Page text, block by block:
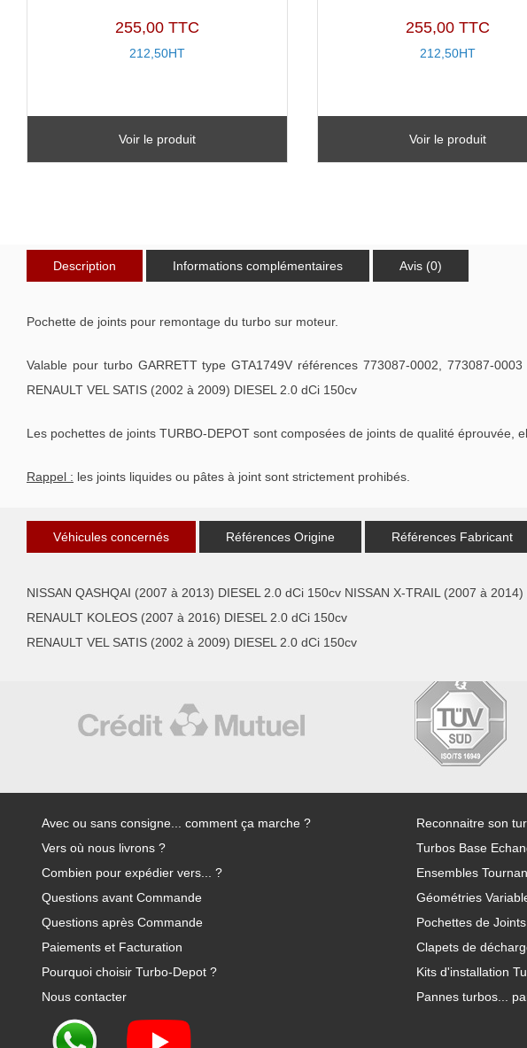
255,00 TTC
212,50HT
Voir le produit
255,00 TTC
212,50HT
Voir le produit
Description Informations complémentaires Avis (0)
Pochette de joints pour remontage du turbo sur moteur.
Valable pour turbo GARRETT type GTA1749V références 773087-0002, 773087-
RENAULT VEL SATIS (2002 à 2009) DIESEL 2.0 dCi 150cv
Les pochettes de joints TURBO-DEPOT sont composées de joints de qualité
Rappel : les joints liquides ou pâtes à joint sont strictement prohibés.
Véhicules concernés Références Origine Références Fabricant
NISSAN QASHQAI (2007 à 2013) DIESEL 2.0 dCi 150cv NISSAN X-TRAIL (2007 à
RENAULT KOLEOS (2007 à 2016) DIESEL 2.0 dCi 150cv
RENAULT VEL SATIS (2002 à 2009) DIESEL 2.0 dCi 150cv
Avec ou sans consigne... comment ça marche ?
Vers où nous livrons ?
Combien pour expédier vers... ?
Questions avant Commande
Questions après Commande
Paiements et Facturation
Pourquoi choisir Turbo-Depot ?
Nous contacter
Reconnaitre son
Turbos Base
Ensembles
Géométries
Pochettes de Joints
Clapets de
Kits d'installation
Pannes turbos...